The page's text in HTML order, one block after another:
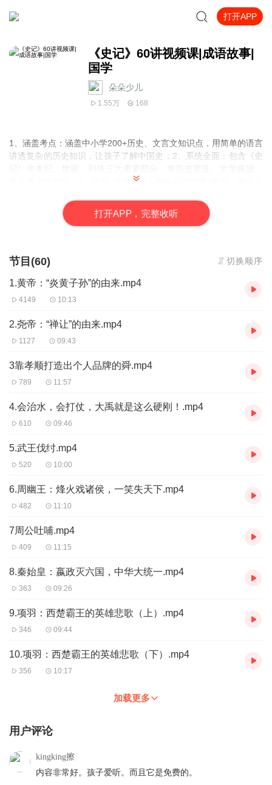
打开APP
《史记》60讲视频课|成语故事|
国学
朵朵少儿
1.55万 168
1、涵盖考点：涵盖中小学200+历史、文言文知识点，用简单的语言
讲透复杂的历史知识，让孩子了解中国史；2、系统全面：包含《史
名人事迹等内容；3、动画+视频形式：趣味高清动画+视频，身临其
打开APP，完整收听
节目(60) 切换顺序
1.黄帝：“炎黄子孙”的由来.mp4
4149 10:13
2.尧帝：“禅让”的由来.mp4
1127 09:43
3靠孝顺打造出个人品牌的舜.mp4
789 11:57
4.会治水，会打仗，大禹就是这么硬刚！.mp4
610 09:46
5.武王伐纣.mp4
520 10:00
6.周幽王：烽火戏诸侯，一笑失天下.mp4
482 11:10
7周公吐哺.mp4
409 11:15
8.秦始皇：嬴政灭六国，中华大统一.mp4
363 09:26
9.项羽：西楚霸王的英雄悲歌（上）.mp4
346 09:44
10.项羽：西楚霸王的英雄悲歌（下）.mp4
356 10:17
加载更多
用户评论
kingking擦
内容非常好。孩子爱听。而且它是免费的。